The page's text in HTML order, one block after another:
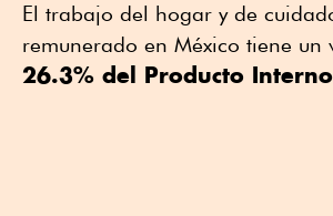
El trabajo del hogar y de
remunerado en México tiene un
26.3% del Producto